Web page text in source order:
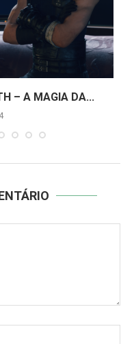
– A MAGIA DA...